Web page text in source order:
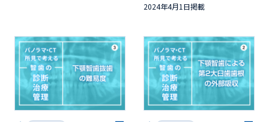
2024年4月1日掲載